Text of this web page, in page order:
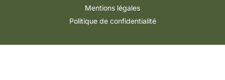
Mentions légales
Politique de confidentialité